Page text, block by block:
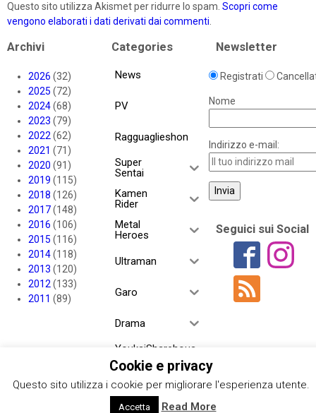
Questo sito utilizza Akismet per ridurre lo spam. Scopri come
vengono elaborati i dati derivati dai commenti.
Archivi
2026 (32)
2025 (72)
2024(68)
2023 (79)
2022(62)
2021 (71)
2020 (91)
2019 (115)
2018 (126)
2017(148)
2016 (106)
2015 (116)
2014(118)
2013 (120)
2012(133)
2011 (89)
Categories
News
PV
Ragguaglieshon
Super
Sentai
Kamen
Rider
Metal
Heroes
Ultraman
Garo
Drama
YoukaiSharehous
e
Project RED
Newsletter
Registrati
Nome
Indirizzo e-mail:
Seguici sui Social
Cookie e privacy
Questo sito utilizza i cookie per migliorare l'esperienza utente.
Accetta Read More